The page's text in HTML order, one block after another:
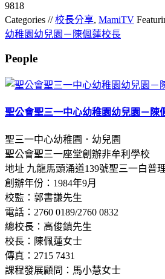
9818
Categories //校長分享, MamiTV
幼稚園幼兒園－陳偑蓮校長
People
聖公會聖三一中心幼稚園幼兒園－陳
聖三一中心幼稚園．幼兒園
聖公會聖三一座堂創辦非牟利學校
地址 九龍馬頭涌道139號聖三一白普
創辦年份：1984年9月
校監：郭書謙先生
電話：2760 0189/2760 0832
總校長：高俊鎮先生
校長：陳佩蓮女士
傳真：2715 7431
課程發展顧問：馬小慧女士